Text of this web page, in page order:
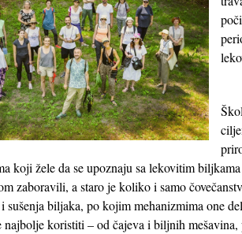
koji žele da se upoznaju sa lekovitim
zaboravili, a staro je koliko i samo
sušenja biljaka, po kojim mehanizmima one
koristiti – od čajeva i biljnih mešavina,